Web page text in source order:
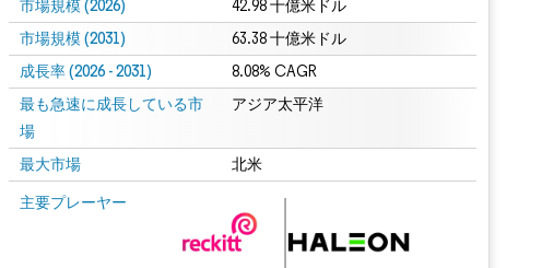
市場規模 (2026) 42.98 十億米ドル
市場規模 (2031) 63.38 十億米ドル
成長率 (2026 - 2031) 8.08% CAGR
最も急速に成長している市
場
アジア太平洋
最大市場 北米
主要プレーヤー
画像 © Mordor Intelligence。再利用にはCC BY 4.0の表示が必要です。
4.0の表示が必要です。